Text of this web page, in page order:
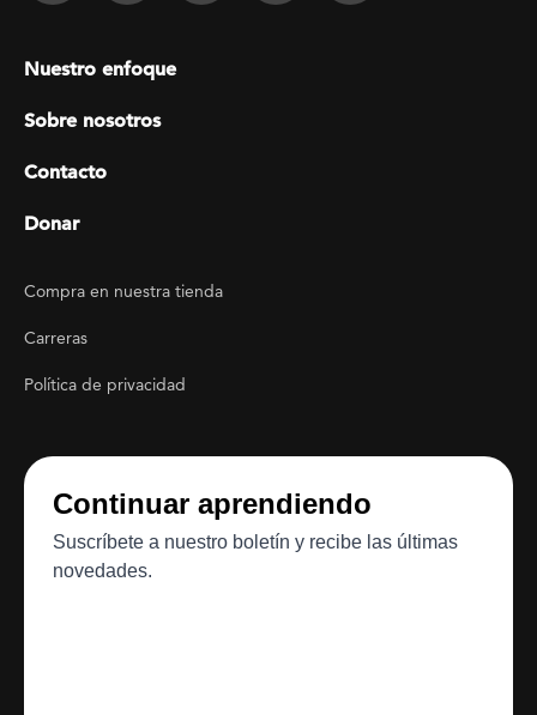
Footer menu
Nuestro enfoque
Sobre nosotros
Contacto
Donar
Footer Utility
Compra en nuestra tienda
Carreras
Política de privacidad